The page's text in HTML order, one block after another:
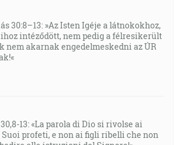
rúcha, vybehli medzi zástup,
Mužovia, čo to robíte? Aj my sme
podobné neresti jako vy, ktorí vám
aby ste sa obrátili od týchto
Bohu, ktorý učinil nebo i zem i
je v nich … [Sk 14:11-15]
Peter, a keď sa s ním stretol
padol k jeho nohám a klaňal sa.
30:8–13: »Az Isten Igéje a látnokokhoz,
intéződött, nem pedig a félresikerült
nem akarnak engedelmeskedni az ÚR
13: «La parola di Dio si rivolse ai
profeti, e non ai figli ribelli che non